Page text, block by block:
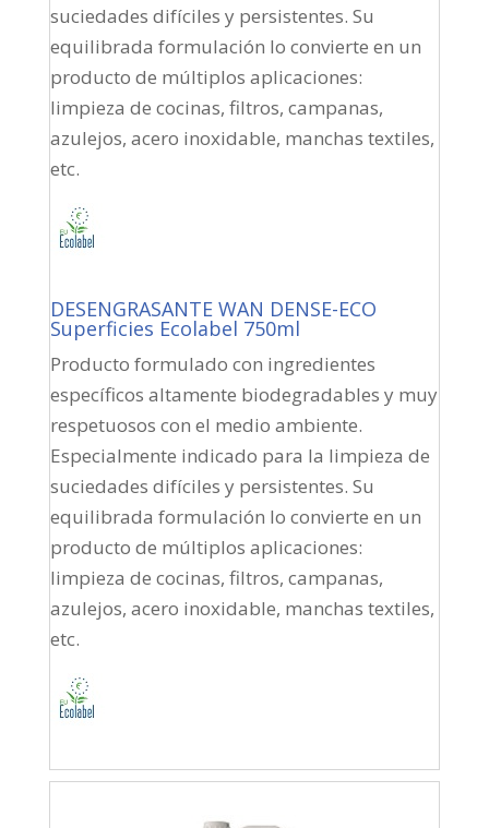
suciedades difíciles y persistentes. Su
equilibrada formulación lo convierte en un
producto de múltiplos aplicaciones:
limpieza de cocinas, filtros, campanas,
azulejos, acero inoxidable, manchas textiles,
etc.
DESENGRASANTE WAN DENSE-ECO
Superficies Ecolabel 750ml
Producto formulado con ingredientes
específicos altamente biodegradables y muy
respetuosos con el medio ambiente.
Especialmente indicado para la limpieza de
suciedades difíciles y persistentes. Su
equilibrada formulación lo convierte en un
producto de múltiplos aplicaciones:
limpieza de cocinas, filtros, campanas,
azulejos, acero inoxidable, manchas textiles,
etc.